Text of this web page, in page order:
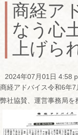
商経ア
なう心
上げら
2024年07月01日 4:58
商経アドバイス令和6年7
弊社協賛、運営事務局を